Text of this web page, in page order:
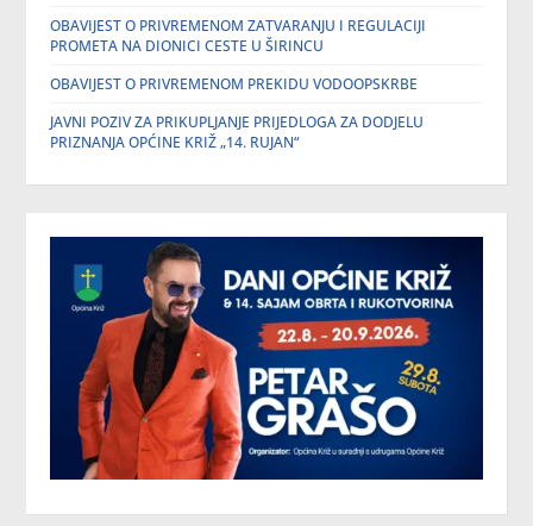
OBAVIJEST O PRIVREMENOM ZATVARANJU I REGULACIJI
PROMETA NA DIONICI CESTE U ŠIRINCU
OBAVIJEST O PRIVREMENOM PREKIDU VODOOPSKRBE
JAVNI POZIV ZA PRIKUPLJANJE PRIJEDLOGA ZA DODJELU
PRIZNANJA OPĆINE KRIŽ „14. RUJAN“